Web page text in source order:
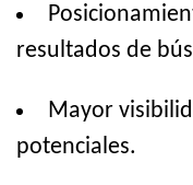
resultados de
Mayor
potenciales.